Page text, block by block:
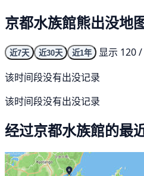
京都水族館熊出没地
近7天 近30天 近1年
显示 120
该时间段没有出没记录
该时间段没有出没记录
经过京都水族館的最